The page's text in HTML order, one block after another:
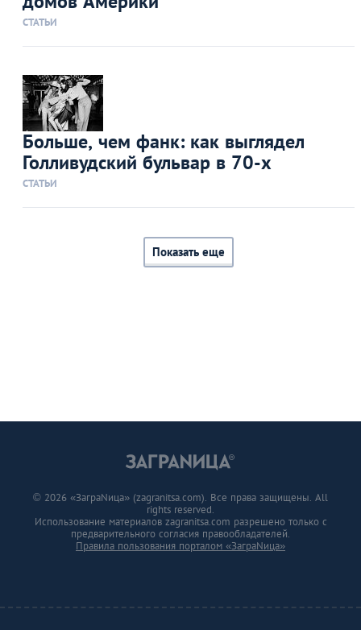
СТАТЬИ
Больше, чем фанк: как выглядел
Голливудский бульвар в 70-х
СТАТЬИ
Показать еще
© 2026 «ЗаграNица» (zagranitsa.com). Все права защищены. All
rights reserved.
Использование материалов zagranitsa.com разрешено только с
предварительного согласия правообладателей.
Правила пользования порталом «ЗаграNица»